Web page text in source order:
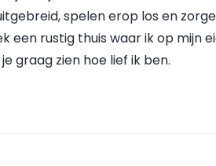
spelen erop los en
een rustig thuis waar ik op mijn
graag zien hoe lief ik ben.